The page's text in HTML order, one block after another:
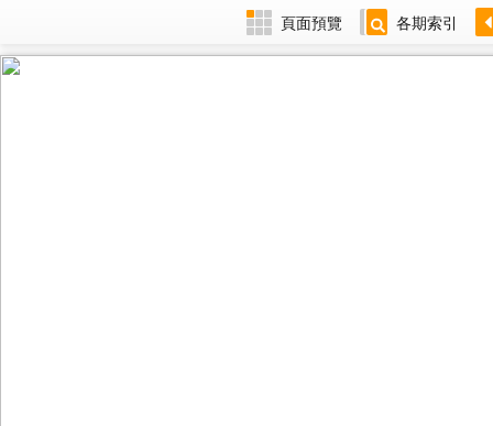
頁面預覽 各期索引